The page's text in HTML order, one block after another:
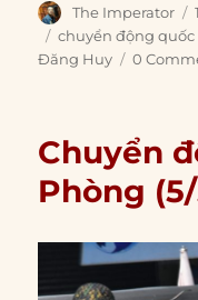
Author
The Imperator
Tags
chuyển động
Đăng Huy
0
Chuyển
Phòng (5/